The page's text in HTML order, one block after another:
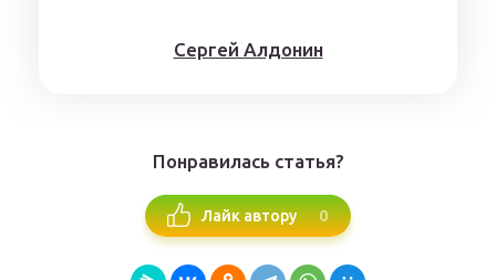
Сергей Алдонин
Понравилась статья?
Лайк автору 0